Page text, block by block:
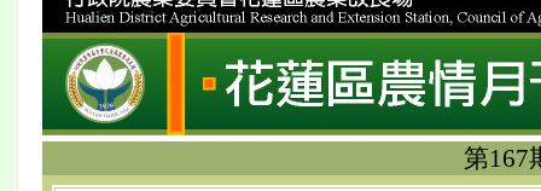
第167